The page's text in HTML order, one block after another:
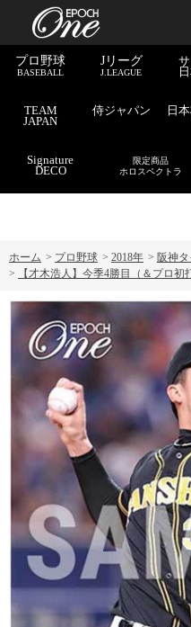
プロ野球
BASEBALL
Jリーグ
J.LEAGUE
TEAM
JAPAN
侍ジャパン 日
Signature
DECO
限定商品
ホロスペクトラ
ホーム > プロ野球 > 2018年 > 阪神
>
【才木浩人】今季4勝目（＆プロ初